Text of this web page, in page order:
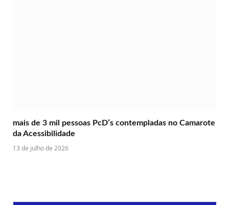
mais de 3 mil pessoas PcD’s contempladas no Camarote
da Acessibilidade
13 de julho de 2026